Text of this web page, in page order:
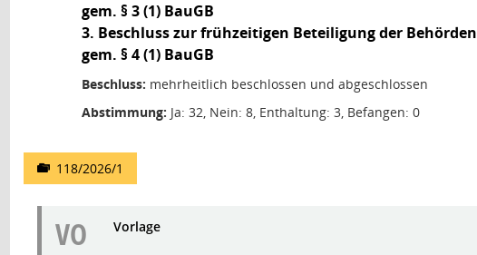
gem. § 3 (1) BauGB
3. Beschluss zur frühzeitigen Beteiligung der Behörden
gem. § 4 (1) BauGB
Beschluss: mehrheitlich beschlossen und abgeschlossen
Abstimmung: Ja: 32, Nein: 8, Enthaltung: 3, Befangen: 0
118/2026/1
VO Vorlage